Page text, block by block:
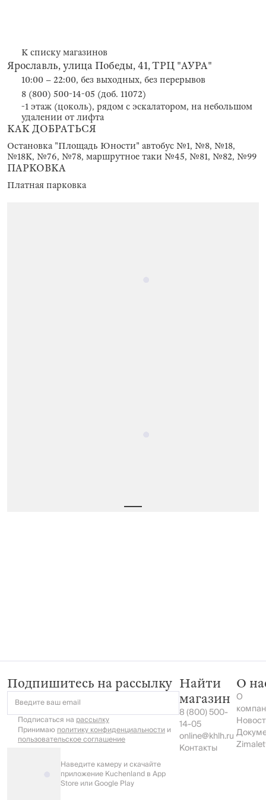
К списку магазинов
Ярославль, улица Победы, 41, ТРЦ "АУРА"
10:00 – 22:00, без выходных, без перерывов
8 (800) 500-14-05 (доб. 11072)
-1 этаж (цоколь), рядом с эскалатором, на небольшом
удалении от лифта
КАК ДОБРАТЬСЯ
Остановка "Площадь Юности" автобус №1, №8, №18,
№18К, №76, №78, маршрутное таки №45, №81, №82, №99
ПАРКОВКА
Платная парковка
Подпишитесь на рассылку
Введите ваш email
Подписаться на рассылку
Принимаюполитику конфиденциальностии
пользовательское соглашение
Наведите камеру и скачайте
приложение Kuchenland в App
Store или Google Play
Найти
магазин
8 (800) 500-
14-05
online@khlh.ru
Контакты
О
О